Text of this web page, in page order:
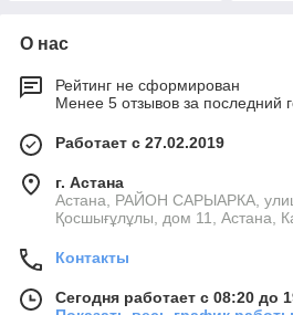
О нас
Рейтинг не сформирован
Менее 5 отзывов за последний
Работает с 27.02.2019
г. Астана
Астана, РАЙОН САРЫАРКА,
Қосшығұлұлы, дом 11, Астана,
Контакты
Сегодня работает с 08:20 до